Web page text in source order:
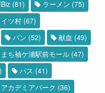
(81) ラーメン (75)
ツ村 (67)
パン (52) 献血 (49)
ち袖ケ浦駅前モール (47)
バス (41)
カデミアパーク (36)